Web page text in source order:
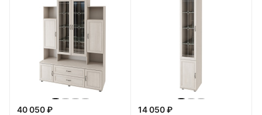
40 050 ₽
14 050 ₽